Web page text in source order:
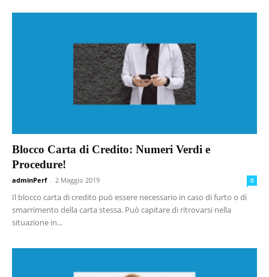
Blocco Carta di Credito: Numeri Verdi e
Procedure!
adminPerf - 2 Maggio 2019 0
Il blocco carta di credito può essere necessario in caso di furto o di
smarrimento della carta stessa. Può capitare di ritrovarsi nella
situazione in...